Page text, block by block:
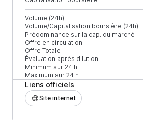
Volume (24h)
Volume/Capitalisation boursière (24h)
Prédominance sur la cap. du marché
Offre en circulation
Offre Totale
Évaluation après dilution
Minimum sur 24 h
Maximum sur 24 h
Liens officiels
Site internet